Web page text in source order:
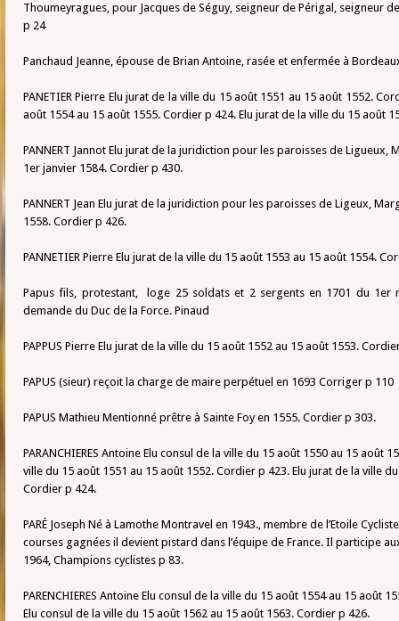
Thoumeyragues, pour Jacques de Séguy, seigneur de Périgal, seigneur
p 24
Panchaud Jeanne, épouse de Brian Antoine, rasée et enfermée à
PANETIER Pierre Elu jurat de la ville du 15 août 1551 au 15 août 1552.
août 1554 au 15 août 1555. Cordier p 424. Elu jurat de la ville du 15 août
PANNERT Jannot Elu jurat de la juridiction pour les paroisses de Ligueux,
1er janvier 1584. Cordier p 430.
PANNERT Jean Elu jurat de la juridiction pour les paroisses de Ligeux,
1558. Cordier p 426.
PANNETIER Pierre Elu jurat de la ville du 15 août 1553 au 15 août 1554.
Papus fils, protestant, loge 25 soldats et 2 sergents en 1701 du 1er
demande du Duc de la Force. Pinaud
PAPPUS Pierre Elu jurat de la ville du 15 août 1552 au 15 août 1553.
PAPUS (sieur) reçoit la charge de maire perpétuel en 1693 Corriger p 110
PAPUS Mathieu Mentionné prêtre à Sainte Foy en 1555. Cordier p 303.
PARANCHIERES Antoine Elu consul de la ville du 15 août 1550 au 15 août
ville du 15 août 1551 au 15 août 1552. Cordier p 423. Elu jurat de la ville
Cordier p 424.
PARÉ Joseph Né à Lamothe Montravel en 1943., membre de l’Etoile
courses gagnées il devient pistard dans l’équipe de France. Il participe
1964, Champions cyclistes p 83.
PARENCHIERES Antoine Elu consul de la ville du 15 août 1554 au 15 août
Elu consul de la ville du 15 août 1562 au 15 août 1563. Cordier p 426.